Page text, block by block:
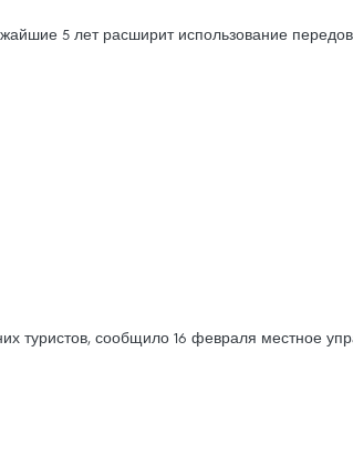
5 лет расширит использование
туристов, сообщило 16 февраля местное